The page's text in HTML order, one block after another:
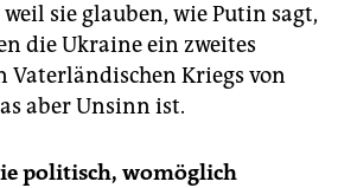
sie glauben, wie Putin sagt,
die Ukraine ein zweites
Vaterländischen Kriegs von
aber Unsinn ist.
politisch, womöglich